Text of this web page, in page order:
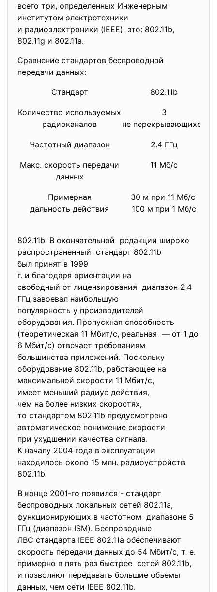
всего три, определенных Инженерным
институтом электротехники
и радиоэлектроники (IEEE), это: 802.11b,
802.11g и 802.11a.
Сравнение стандартов беспроводной
передачи данных:
Стандарт 802.11b
Количество используемых
радиоканалов
3
не перекрывающихся
Частотный диапазон 2.4 ГГц
Макс. скорость передачи
данных
11 Мб/с
Примерная
дальность действия
30 м при 11 Мб/с
100 м при 1 Мб/с
802.11b. В окончательной редакции широко
распространенный стандарт 802.11b
был принят в 1999
г. и благодаря ориентации на
свободный от лицензирования диапазон 2,4
ГГц завоевал наибольшую
популярность у производителей
оборудования. Пропускная способность
(теоретическая 11 Мбит/с, реальная — от 1 до
6 Мбит/с) отвечает требованиям
большинства приложений. Поскольку
оборудование 802.11b, работающее на
максимальной скорости 11 Мбит/с,
имеет меньший радиус действия,
чем на более низких скоростях,
то стандартом 802.11b предусмотрено
автоматическое понижение скорости
при ухудшении качества сигнала.
К началу 2004 года в эксплуатации
находилось около 15 млн. радиоустройств
802.11b.
В конце 2001-го появился - стандарт
беспроводных локальных сетей 802.11a,
функционирующих в частотном диапазоне 5
ГГц (диапазон ISM). Беспроводные
ЛВС стандарта IEEE 802.11a обеспечивают
скорость передачи данных до 54 Мбит/с, т. е.
примерно в пять раз быстрее сетей 802.11b,
и позволяют передавать большие объемы
данных, чем сети IEEE 802.11b.